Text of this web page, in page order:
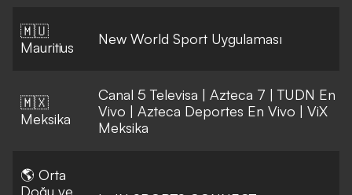
🇲🇺
Mauritius
New World Sport Uygulaması
🇲🇽
Meksika
Canal 5 Televisa | Azteca 7 |TUDN En
Vivo | Azteca Deportes En Vivo | ViX
Meksika
🌎 Orta
Doğu ve